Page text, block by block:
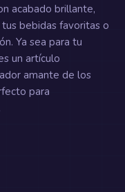
acabado brillante,
bebidas favoritas o
Ya sea para tu
un artículo
amante de los
para